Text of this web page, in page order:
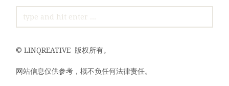
FOR:
©LINQREATIVE 版权所有。
网站信息仅供参考，概不负任何法律责任。